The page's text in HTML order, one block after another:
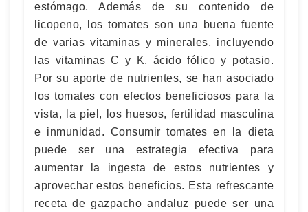
estómago. Además de su contenido de
licopeno, los tomates son una buena fuente
de varias vitaminas y minerales, incluyendo
las vitaminas C y K, ácido fólico y potasio.
Por su aporte de nutrientes, se han asociado
los tomates con efectos beneficiosos para la
vista, la piel, los huesos, fertilidad masculina
e inmunidad. Consumir tomates en la dieta
puede ser una estrategia efectiva para
aumentar la ingesta de estos nutrientes y
aprovechar estos beneficios. Esta refrescante
receta de gazpacho andaluz puede ser una